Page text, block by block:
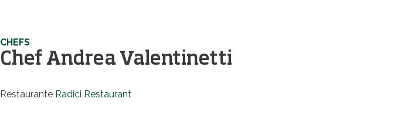
CHEFS
Chef Andrea Valentinetti
Restaurante Radici Restaurant